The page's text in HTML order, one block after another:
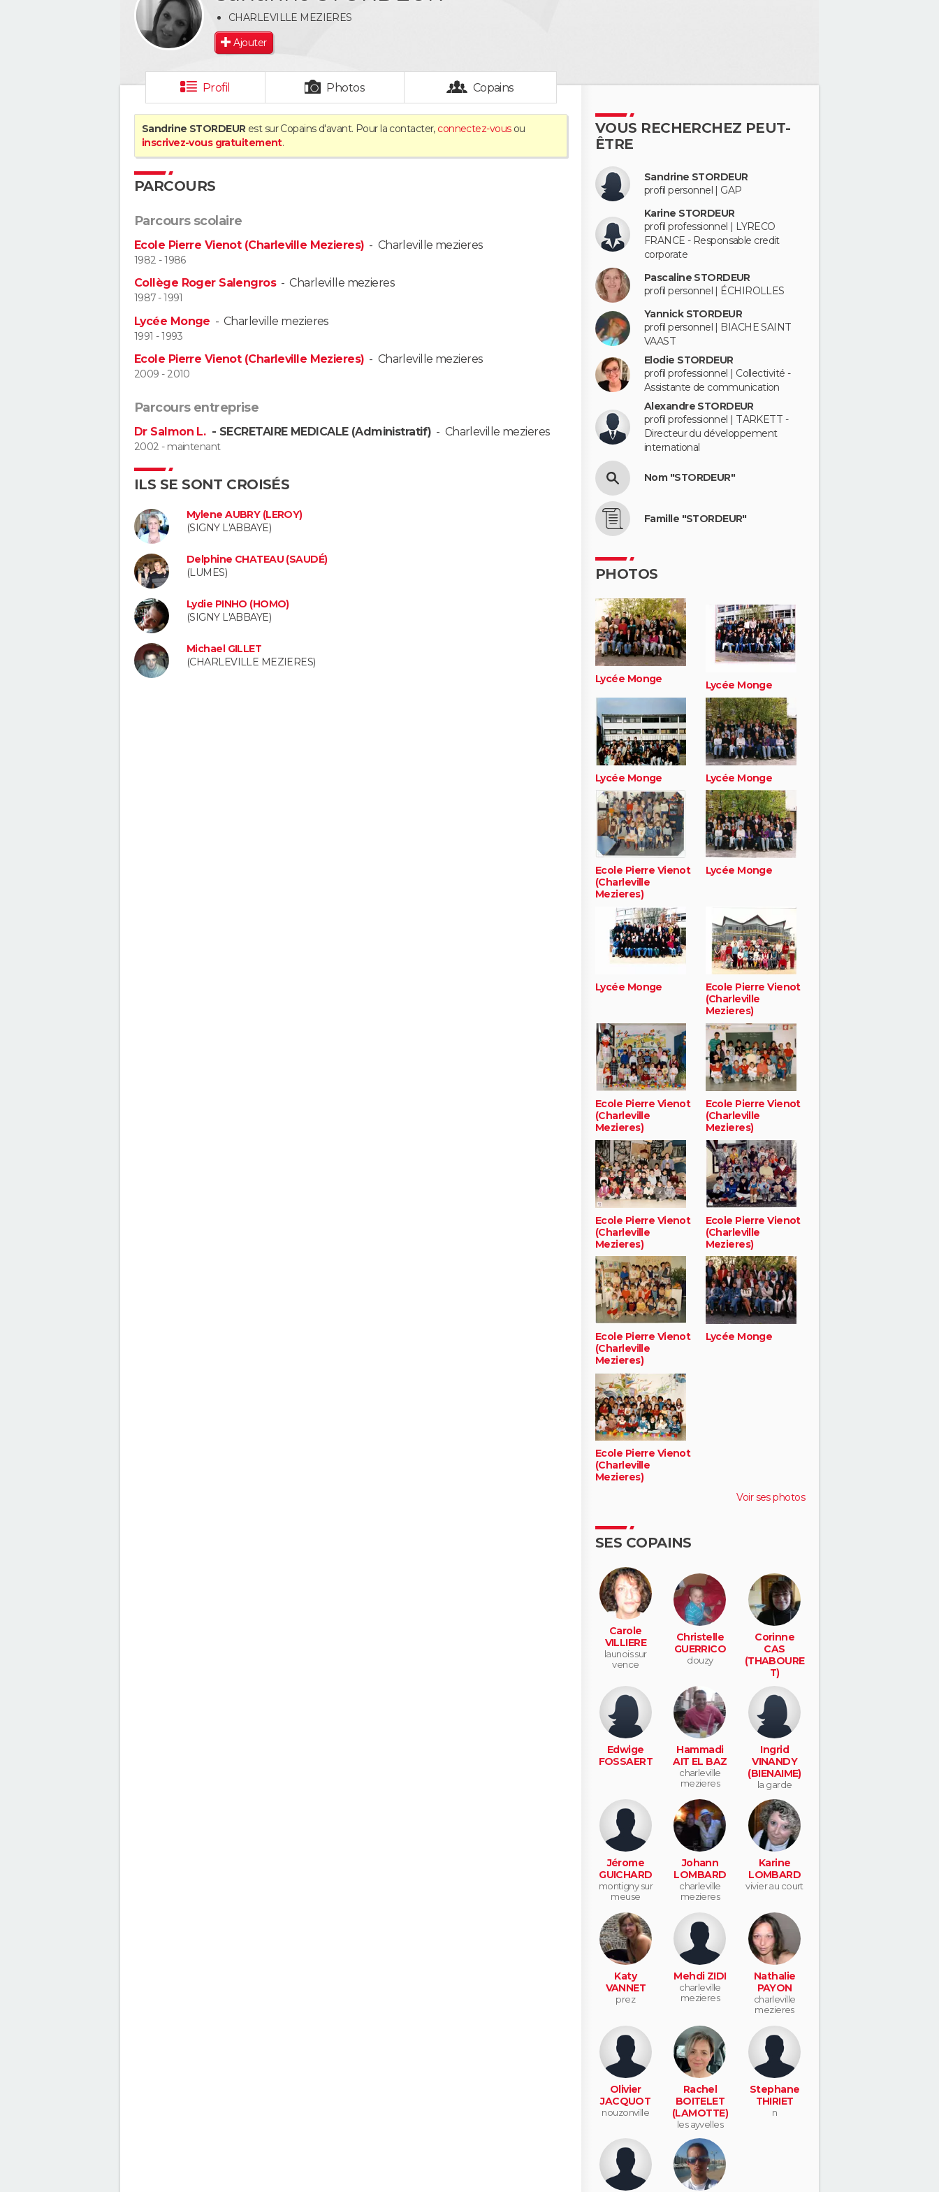
CHARLEVILLE MEZIERES
Ajouter
Profil Photos Copains
Sandrine STORDEUR est sur Copains d'avant. Pour la contacter, connectez-vousou
inscrivez-vous gratuitement.
PARCOURS
Parcours scolaire
Ecole Pierre Vienot (Charleville Mezieres) - Charleville mezieres
1982 - 1986
Collège Roger Salengros-Charleville mezieres
1987 - 1991
Lycée Monge -Charleville mezieres
1991 - 1993
Ecole Pierre Vienot (Charleville Mezieres) - Charleville mezieres
2009 - 2010
Parcours entreprise
Dr Salmon L. - SECRETAIRE MEDICALE (Administratif) - Charleville mezieres
2002 - maintenant
ILS SE SONT CROISÉS
Mylene AUBRY (LEROY)
(SIGNY L'ABBAYE)
Delphine CHATEAU (SAUDÉ)
(LUMES)
Lydie PINHO (HOMO)
(SIGNY L'ABBAYE)
Michael GILLET
(CHARLEVILLE MEZIERES)
VOUS RECHERCHEZ PEUT-
ÊTRE
Sandrine STORDEUR
profil personnel | GAP
Karine STORDEUR
profil professionnel | LYRECO
FRANCE - Responsable credit
corporate
Pascaline STORDEUR
profil personnel | ÉCHIROLLES
Yannick STORDEUR
profil personnel | BIACHE SAINT
VAAST
Elodie STORDEUR
profil professionnel | Collectivité -
Assistante de communication
Alexandre STORDEUR
profil professionnel | TARKETT -
Directeur du développement
international
Nom "STORDEUR"
Famille "STORDEUR"
PHOTOS
Lycée Monge Lycée Monge
Lycée Monge Lycée Monge
Ecole Pierre Vienot
(Charleville
Mezieres)
Lycée Monge
Lycée Monge
Ecole Pierre Vienot
(Charleville
Mezieres)
Ecole Pierre Vienot
(Charleville
Mezieres)
Ecole Pierre Vienot
(Charleville
Mezieres)
Ecole Pierre Vienot
(Charleville
Mezieres)
Ecole Pierre Vienot
(Charleville
Mezieres)
Ecole Pierre Vienot
(Charleville
Mezieres)
Lycée Monge
Ecole Pierre Vienot
(Charleville
Mezieres)
Voir ses photos
SES COPAINS
Carole
VILLIERE
launois sur
vence
Christelle
GUERRICO
douzy
Corinne
CAS
(THABOURE
T)
charleville
mezieres
Edwige
FOSSAERT
Hammadi
AIT EL BAZ
charleville
mezieres
Ingrid
VINANDY
(BIENAIME)
la garde
Jérome
GUICHARD
montigny sur
meuse
Johann
LOMBARD
charleville
mezieres
Karine
LOMBARD
vivier au court
Katy
VANNET
prez
Mehdi ZIDI
charleville
mezieres
Nathalie
PAYON
charleville
mezieres
Olivier
JACQUOT
nouzonville
Rachel
BOITELET
(LAMOTTE)
les ayvelles
Stephane
THIRIET
n